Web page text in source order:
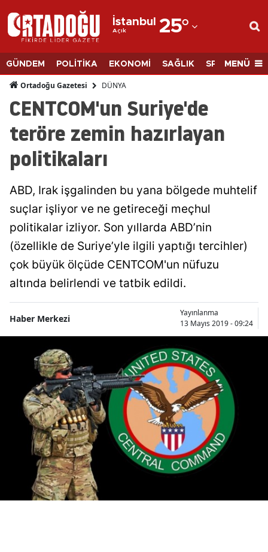
İstanbul
Açık 25°
Adana
Adıyaman
Afyonkarahisar
Ağrı
Amasya
Artvin
Aydın
Bilecik
Bingöl
Bolu
Burdur
Bursa
Çanakkale
Çankırı
Denizli
GÜNDEM POLİTİKA EKONOMİ SAĞLIK SPORMENÜ
Ortadoğu Gazetesi DÜNYA
CENTCOM'un Suriye'de
teröre zemin hazırlayan
politikaları
ABD, Irak işgalinden bu yana bölgede muhtelif
suçlar işliyor ve ne getireceği meçhul
politikalar izliyor. Son yıllarda ABD’nin
(özellikle de Suriye’yle ilgili yaptığı tercihler)
çok büyük ölçüde CENTCOM'un nüfuzu
altında belirlendi ve tatbik edildi.
Haber Merkezi
Yayınlanma
13 Mayıs 2019 - 09:24